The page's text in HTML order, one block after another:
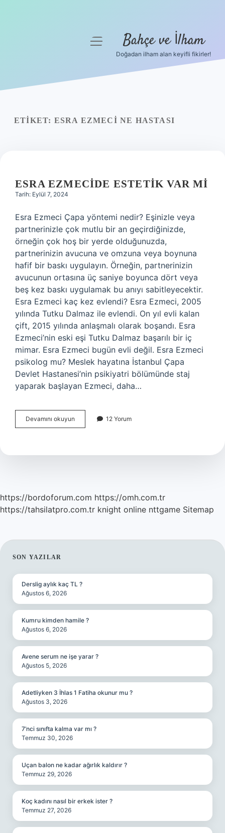
Yasal Uyarı
menüyü
Bahçe ve İlham
Doğadan ilham alan keyifli fikirler!
ETIKET: ESRA EZMECI NE HASTASI
ESRA EZMECIDE ESTETIK VAR MI
Tarih: Eylül 7, 2024
Esra Ezmeci Çapa yöntemi nedir? Eşinizle veya
partnerinizle çok mutlu bir an geçirdiğinizde,
örneğin çok hoş bir yerde olduğunuzda,
partnerinizin avucuna ve omzuna veya boynuna
hafif bir baskı uygulayın. Örneğin, partnerinizin
avucunun ortasına üç saniye boyunca dört veya
beş kez baskı uygulamak bu anıyı sabitleyecektir.
Esra Ezmeci kaç kez evlendi? Esra Ezmeci, 2005
yılında Tutku Dalmaz ile evlendi. On yıl evli kalan
çift, 2015 yılında anlaşmalı olarak boşandı. Esra
Ezmeci’nin eski eşi Tutku Dalmaz başarılı bir iç
mimar. Esra Ezmeci bugün evli değil. Esra Ezmeci
psikolog mu? Meslek hayatına İstanbul Çapa
Devlet Hastanesi’nin psikiyatri bölümünde staj
yaparak başlayan Ezmeci, daha…
Devamını okuyun
Ezmecide
Mi
12 Yorum
https://bordoforum.com https://omh.com.tr
https://tahsilatpro.com.tr knight online nttgame Sitemap
SIDEBAR
SON YAZILAR
Derslig aylık kaç TL ?
Ağustos 6, 2026
Kumru kimden hamile ?
Ağustos 6, 2026
Avene serum ne işe yarar ?
Ağustos 5, 2026
Adetliyken 3 İhlas 1 Fatiha okunur mu ?
Ağustos 3, 2026
7’nci sınıfta kalma var mı ?
Temmuz 30, 2026
Uçan balon ne kadar ağırlık kaldırır ?
Temmuz 29, 2026
Koç kadını nasıl bir erkek ister ?
Temmuz 27, 2026